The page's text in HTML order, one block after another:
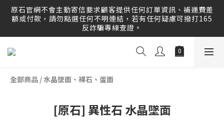
原石官網提供刷卡分期服務，歡迎多多利用！運送範圍：可配
送至全球 Worldwide Delivery！
原石官網不會主動寄信要求顧客提供任何訂單資訊、補運費差
額或付款，請勿點選任何不明連結，若有任何疑慮可撥打165
反詐騙專線查證。
原石官網提供刷卡分期服務，歡迎多多利用！運送範圍：可配
全部商品 /水晶墜面、裸石、蛋面
[原石] 異性石 水晶墜面